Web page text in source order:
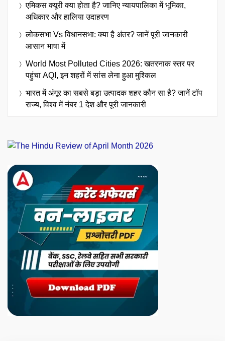
एमिकस क्यूरी क्या होता है? जानिए न्यायपालिका में भूमिका,
अधिकार और हालिया उदाहरण
लोकसभा Vs विधानसभा: क्या है अंतर? जानें पूरी जानकारी
आसान भाषा में
World Most Polluted Cities 2026: खतरनाक स्तर पर
पहुंचा AQI, इन शहरों में सांस लेना हुआ मुश्किल
भारत में अंगूर का सबसे बड़ा उत्पादक शहर कौन सा है? जानें टॉप
राज्य, विश्व में नंबर 1 देश और पूरी जानकारी